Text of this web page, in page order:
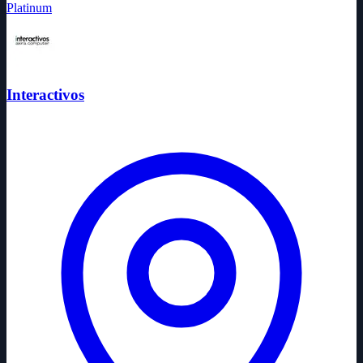
Platinum
Interactivos